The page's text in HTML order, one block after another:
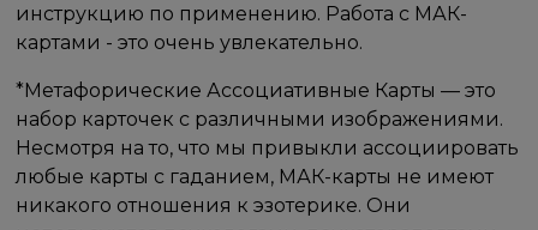
инструкцию по применению. Работа с МАК-
картами - это очень увлекательно.
*Метафорические Ассоциативные Карты — это
набор карточек с различными изображениями.
Несмотря на то, что мы привыкли ассоциировать
любые карты с гаданием, МАК-карты не имеют
никакого отношения к эзотерике. Они